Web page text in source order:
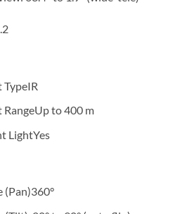
TypeIR
RangeUp to 400 m
LightYes
(Pan)360°